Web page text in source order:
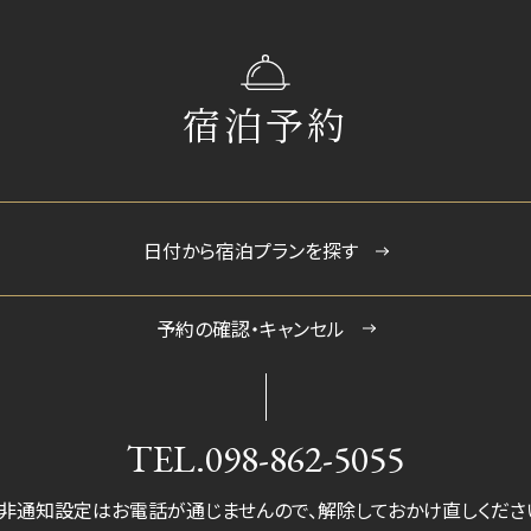
宿泊予約
日付から宿泊プランを探す
予約の確認・キャンセル
TEL.098-862-5055
通知設定はお電話が通じませんので、解除しておかけ直しくださ